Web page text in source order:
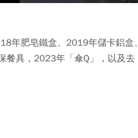
年肥皂鐵盒、2019年儲卡鋁盒、
餐具，2023年「傘Q」，以及去